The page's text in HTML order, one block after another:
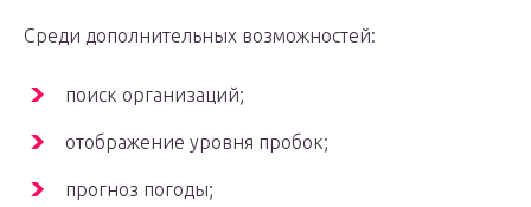
Среди дополнительных возможностей:
поиск организаций;
отображение уровня пробок;
прогноз погоды;